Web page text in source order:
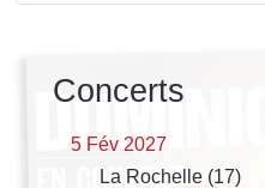
Concerts
5 Fév 2027
La Rochelle (17)